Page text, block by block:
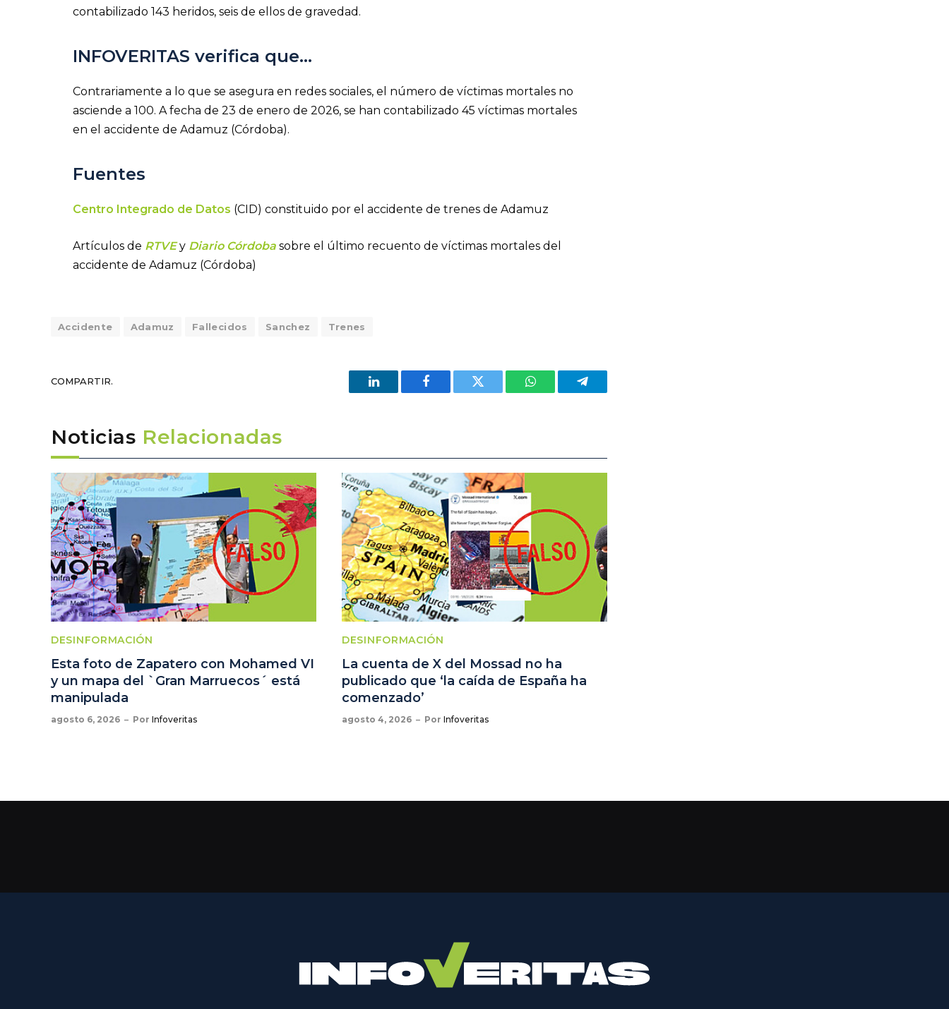
contabilizado 143 heridos, seis de ellos de gravedad.
INFOVERITAS verifica que…
Contrariamente a lo que se asegura en redes sociales, el número de víctimas mortales no
asciende a 100. A fecha de 23 de enero de 2026, se han contabilizado 45 víctimas mortales
en el accidente de Adamuz (Córdoba).
Fuentes
Centro Integrado de Datos (CID) constituido por el accidente de trenes de Adamuz
Artículos de RTVEy Diario Córdoba sobre el último recuento de víctimas mortales del
accidente de Adamuz (Córdoba)
Accidente Adamuz Fallecidos Sanchez Trenes
COMPARTIR.
LinkedIn Facebook Twitter WhatsAppTelegrama
Noticias Relacionadas
DESINFORMACIÓN
Esta foto de Zapatero con Mohamed VI
y un mapa del `Gran Marruecos´ está
manipulada
agosto 6, 2026 Por Infoveritas
DESINFORMACIÓN
La cuenta de X del Mossad no ha
publicado que ‘la caída de España ha
comenzado’
agosto 4, 2026 Por Infoveritas